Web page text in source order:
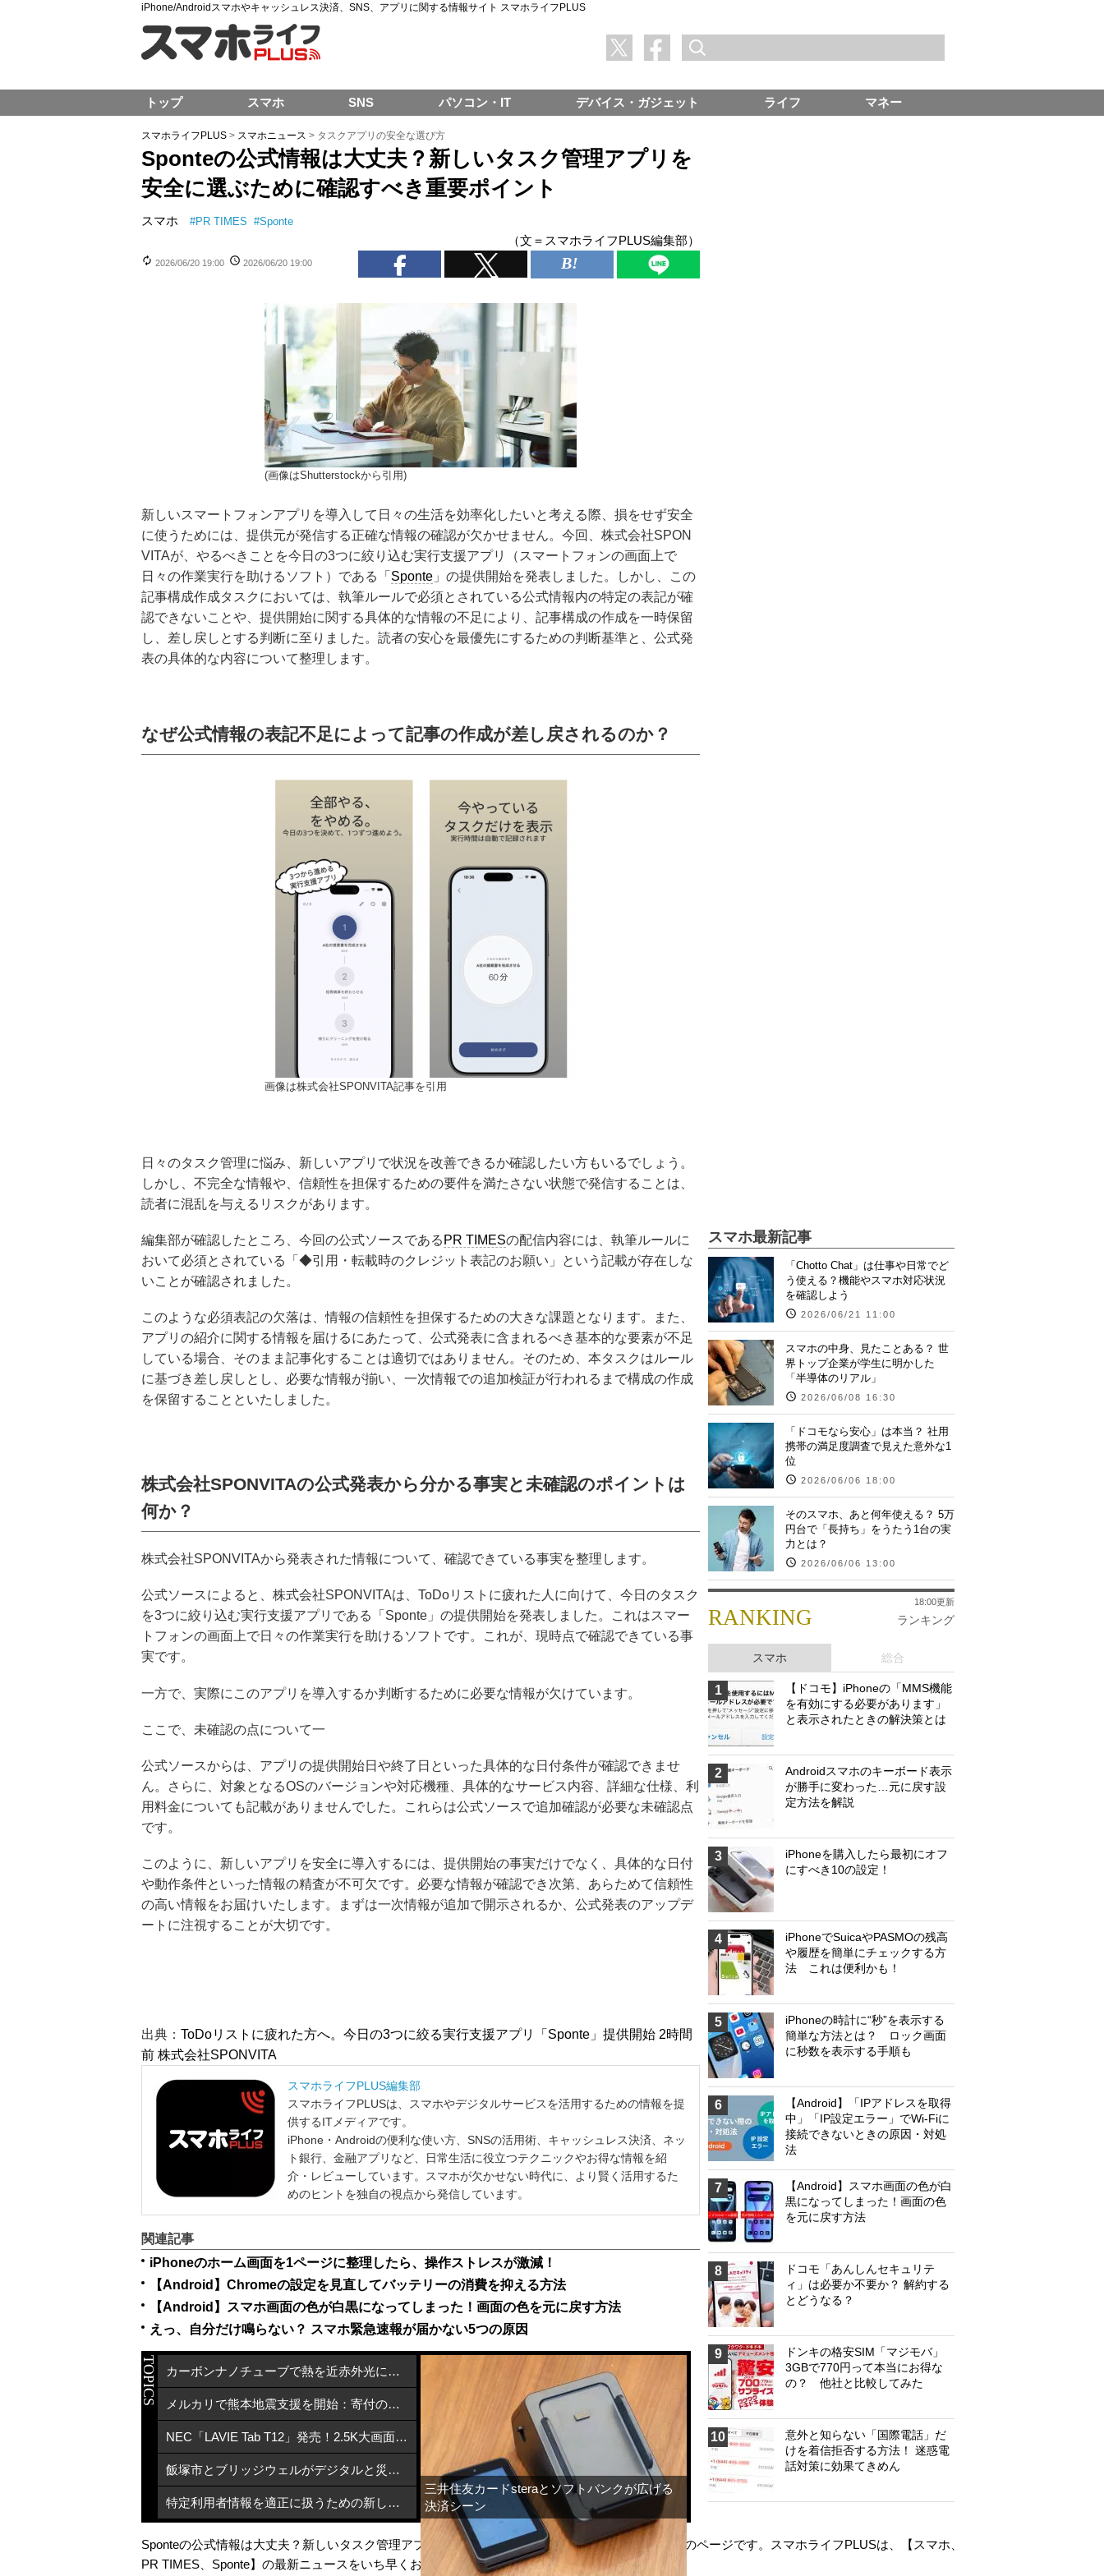
iPhone/Androidスマホやキャッシュレス決済、SNS、アプリに関する情報サイト スマホライフPLUS
スマホライフPLUS > スマホニュース > タスクアプリの安全な選び方
Sponteの公式情報は大丈夫？新しいタスク管理アプリを
安全に選ぶために確認すべき重要ポイント
スマホ #PR TIMES #Sponte
（文＝スマホライフPLUS編集部）
2026/06/20 19:00 2026/06/20 19:00
(画像はShutterstockから引用)
新しいスマートフォンアプリを導入して日々の生活を効率化したいと考える際、損をせず安全
に使うためには、提供元が発信する正確な情報の確認が欠かせません。今回、株式会社SPON
VITAが、やるべきことを今日の3つに絞り込む実行支援アプリ（スマートフォンの画面上で
日々の作業実行を助けるソフト）である「 Sponte 」の提供開始を発表しました。しかし、この
記事構成作成タスクにおいては、執筆ルールで必須とされている公式情報内の特定の表記が確
認できないことや、提供開始に関する具体的な情報の不足により、記事構成の作成を一時保留
し、差し戻しとする判断に至りました。読者の安心を最優先にするための判断基準と、公式発
表の具体的な内容について整理します。
なぜ公式情報の表記不足によって記事の作成が差し戻されるのか？
画像は株式会社SPONVITA記事を引用
日々のタスク管理に悩み、新しいアプリで状況を改善できるか確認したい方もいるでしょう。
しかし、不完全な情報や、信頼性を担保するための要件を満たさない状態で発信することは、
読者に混乱を与えるリスクがあります。
編集部が確認したところ、今回の公式ソースである PR TIMESの配信内容には、執筆ルールに
おいて必須とされている「◆引用・転載時のクレジット表記のお願い」という記載が存在しな
いことが確認されました。
このような必須表記の欠落は、情報の信頼性を担保するための大きな課題となります。また、
アプリの紹介に関する情報を届けるにあたって、公式発表に含まれるべき基本的な要素が不足
している場合、そのまま記事化することは適切ではありません。そのため、本タスクはルール
に基づき差し戻しとし、必要な情報が揃い、一次情報での追加検証が行われるまで構成の作成
を保留することといたしました。
株式会社SPONVITAの公式発表から分かる事実と未確認のポイントは
何か？
株式会社SPONVITAから発表された情報について、確認できている事実を整理します。
公式ソースによると、株式会社SPONVITAは、ToDoリストに疲れた人に向けて、今日のタスク
を3つに絞り込む実行支援アプリである「Sponte」の提供開始を発表しました。これはスマー
トフォンの画面上で日々の作業実行を助けるソフトです。これが、現時点で確認できている事
実です。
一方で、実際にこのアプリを導入するか判断するために必要な情報が欠けています。
ここで、未確認の点について一
公式ソースからは、アプリの提供開始日や終了日といった具体的な日付条件が確認できませ
ん。さらに、対象となるOSのバージョンや対応機種、具体的なサービス内容、詳細な仕様、利
用料金についても記載がありませんでした。これらは公式ソースで追加確認が必要な未確認点
です。
このように、新しいアプリを安全に導入するには、提供開始の事実だけでなく、具体的な日付
や動作条件といった情報の精査が不可欠です。必要な情報が確認でき次第、あらためて信頼性
の高い情報をお届けいたします。まずは一次情報が追加で開示されるか、公式発表のアップデ
ートに注視することが大切です。
出典： ToDoリストに疲れた方へ。今日の3つに絞る実行支援アプリ「Sponte」提供開始 2時間
前 株式会社SPONVITA
スマホライフPLUS編集部
スマホライフPLUSは、スマホやデジタルサービスを活用するための情報を提
供するITメディアです。
iPhone・Androidの便利な使い方、SNSの活用術、キャッシュレス決済、ネッ
ト銀行、金融アプリなど、日常生活に役立つテクニックやお得な情報を紹
介・レビューしています。スマホが欠かせない時代に、より賢く活用するた
めのヒントを独自の視点から発信しています。
関連記事
iPhoneのホーム画面を1ページに整理したら、操作ストレスが激減！
【Android】Chromeの設定を見直してバッテリーの消費を抑える方法
【Android】スマホ画面の色が白黒になってしまった！画面の色を元に戻す方法
えっ、自分だけ鳴らない？ スマホ緊急速報が届かない5つの原因
TOPICS
三井住友カードsteraとソフトバンクが広げる
決済シーン
カーボンナノチューブで熱を近赤外光に変換する方法
メルカリで熊本地震支援を開始：寄付の方法と活用先
NEC「LAVIE Tab T12」発売！2.5K大画面Androidタブレットが6万円台で登場
飯塚市とブリッジウェルがデジタルと災害支援で連携協定締結
特定利用者情報を適正に扱うための新しい指針とは？
スマホ最新記事
「Chotto Chat」は仕事や日常でど
う使える？機能やスマホ対応状況
を確認しよう
2026/06/21 11:00
スマホの中身、見たことある？ 世
界トップ企業が学生に明かした
「半導体のリアル」
2026/06/08 16:30
「ドコモなら安心」は本当？ 社用
携帯の満足度調査で見えた意外な1
位
2026/06/06 18:00
そのスマホ、あと何年使える？ 5万
円台で「長持ち」をうたう1台の実
力とは？
2026/06/06 13:00
RANKING ランキング
18:00更新
スマホ 総合
1
【ドコモ】iPhoneの「MMS機能
を有効にする必要があります」
と表示されたときの解決策とは
2
Androidスマホのキーボード表示
が勝手に変わった…元に戻す設
定方法を解説
3
iPhoneを購入したら最初にオフ
にすべき10の設定！
4
iPhoneでSuicaやPASMOの残高
や履歴を簡単にチェックする方
法 これは便利かも！
5
iPhoneの時計に“秒”を表示する
簡単な方法とは？ ロック画面
に秒数を表示する手順も
6
【Android】「IPアドレスを取得
中」「IP設定エラー」でWi-Fiに
接続できないときの原因・対処
法
7
【Android】スマホ画面の色が白
黒になってしまった！画面の色
を元に戻す方法
8
ドコモ「あんしんセキュリテ
ィ」は必要か不要か？ 解約する
とどうなる？
9
ドンキの格安SIM「マジモバ」
3GBで770円って本当にお得な
の？ 他社と比較してみた
10
意外と知らない「国際電話」だ
けを着信拒否する方法！ 迷惑電
話対策に効果てきめん
Sponteの公式情報は大丈夫？新しいタスク管理アプリを安全に選ぶために確認すべき重要ポイントのページです。スマホライフPLUSは、【 スマホ
PR TIMES
Sponte】の最新ニュースをいち早くお届けします。
トップ スマホ SNS パソコン・IT デバイス・ガジェット ライフ マネー